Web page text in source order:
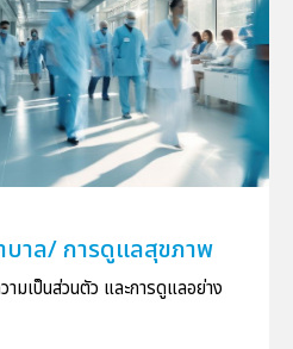
าล/ การดูแลสุขภาพ
มเป็นส่วนตัว และการดูแลอย่าง